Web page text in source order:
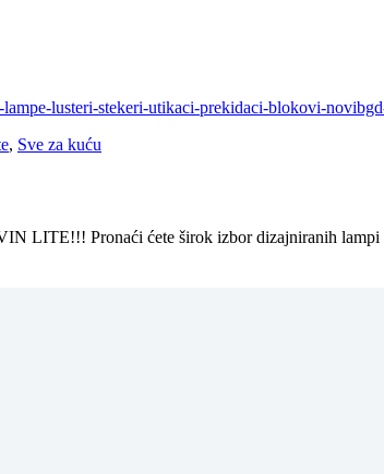
, Sve za kuću
LITE!!! Pronaći ćete širok izbor dizajniranih